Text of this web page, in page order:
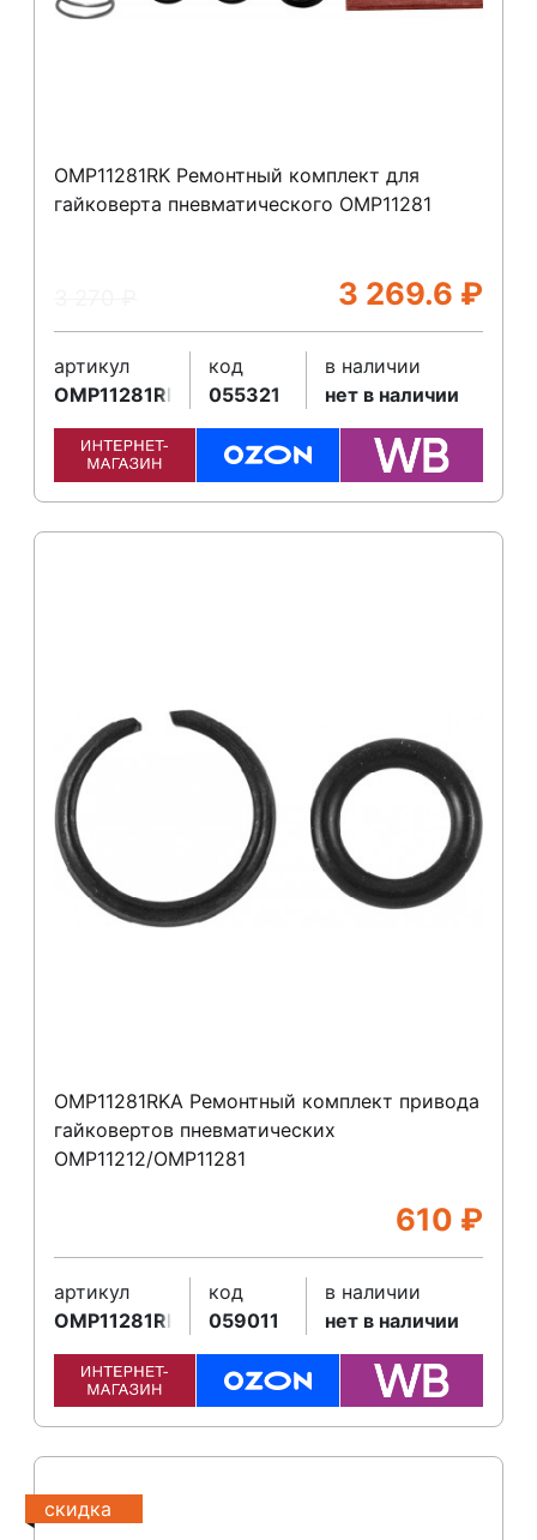
OMP11281RK Ремонтный комплект для
гайковерта пневматического ОМР11281
3 269.6 ₽
артикул
OMP11281RK
код
055321
в наличии
нет в наличии
OMP11281RKA Ремонтный комплект привода
гайковертов пневматических
OMP11212/OMP11281
610 ₽
артикул
OMP11281RKA
код
059011
в наличии
нет в наличии
скидка